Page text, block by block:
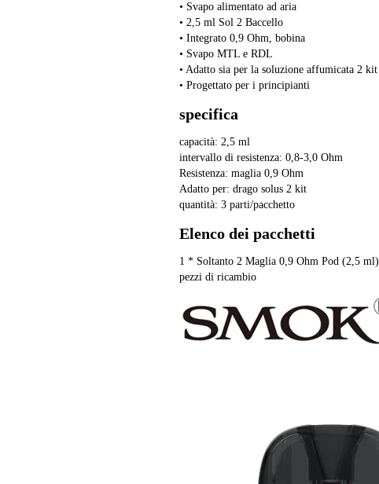
• Svapo alimentato ad aria
• 2,5 ml Sol 2 Baccello
• Integrato 0,9 Ohm, bobina
• Svapo MTL e RDL
• Adatto sia per la soluzione affumicata 2 kit
• Progettato per i principianti
specifica
capacità: 2,5 ml
intervallo di resistenza: 0,8-3,0 Ohm
Resistenza: maglia 0,9 Ohm
Adatto per: drago solus 2 kit
quantità: 3 parti/pacchetto
Elenco dei pacchetti
1 * Soltanto 2 Maglia 0,9 Ohm Pod (2,5 ml)
pezzi di ricambio